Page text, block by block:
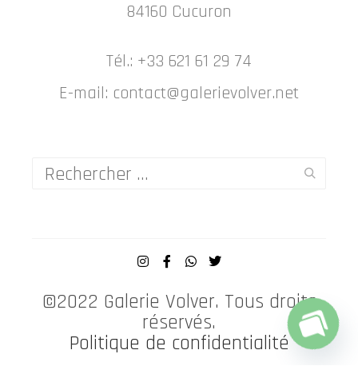
84160 Cucuron
Tél.: +33 621 61 29 74
E-mail: contact@galerievolver.net
©2022 Galerie Volver. Tous droits
réservés.
Politique de confidentialité